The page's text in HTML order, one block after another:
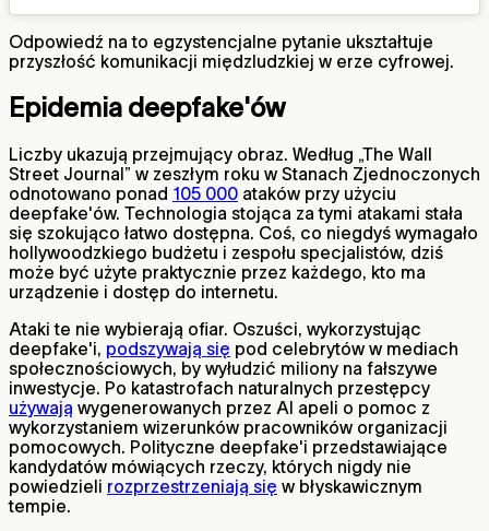
Odpowiedź na to egzystencjalne pytanie ukształtuje
przyszłość komunikacji międzludzkiej w erze cyfrowej.
Epidemia deepfake'ów
Liczby ukazują przejmujący obraz. Według „The Wall
Street Journal” w zeszłym roku w Stanach Zjednoczonych
odnotowano ponad 105 000 ataków przy użyciu
deepfake'ów. Technologia stojąca za tymi atakami stała
się szokująco łatwo dostępna. Coś, co niegdyś wymagało
hollywoodzkiego budżetu i zespołu specjalistów, dziś
może być użyte praktycznie przez każdego, kto ma
urządzenie i dostęp do internetu.
Ataki te nie wybierają ofiar. Oszuści, wykorzystując
deepfake'i, podszywają się pod celebrytów w mediach
społecznościowych, by wyłudzić miliony na fałszywe
inwestycje. Po katastrofach naturalnych przestępcy
używają wygenerowanych przez AI apeli o pomoc z
wykorzystaniem wizerunków pracowników organizacji
pomocowych. Polityczne deepfake'i przedstawiające
kandydatów mówiących rzeczy, których nigdy nie
powiedzieli rozprzestrzeniają się w błyskawicznym
tempie.